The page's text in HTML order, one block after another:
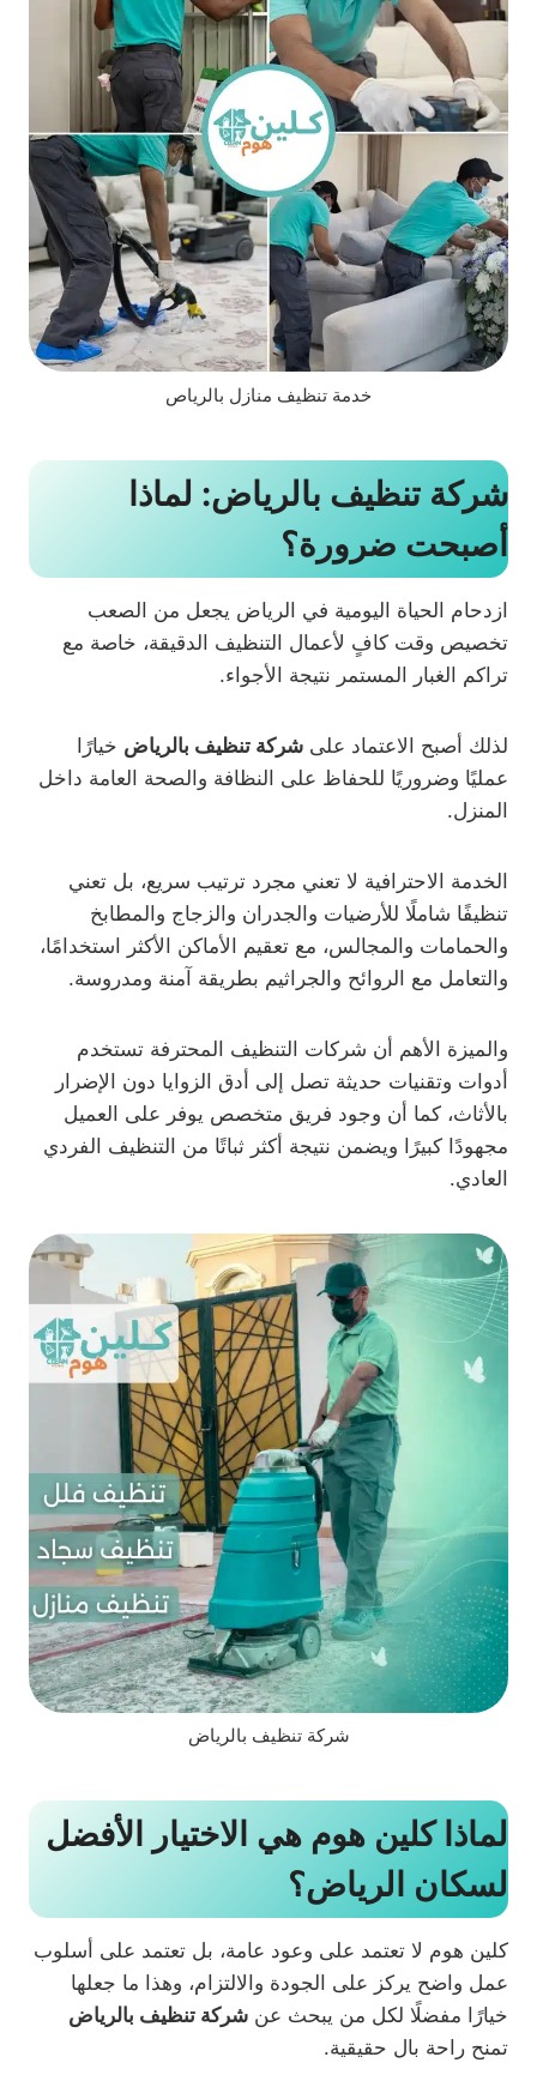
خدمة تنظيف منازل بالرياص
شركة تنظيف بالرياض: لماذا
أصبحت ضرورة؟
ازدحام الحياة اليومية في الرياض يجعل من الصعب
تخصيص وقت كافٍ لأعمال التنظيف الدقيقة، خاصة مع
تراكم الغبار المستمر نتيجة الأجواء.
لذلك أصبح الاعتماد على شركة تنظيف بالرياض خيارًا
عمليًا وضروريًا للحفاظ على النظافة والصحة العامة داخل
المنزل.
الخدمة الاحترافية لا تعني مجرد ترتيب سريع، بل تعني
تنظيفًا شاملًا للأرضيات والجدران والزجاج والمطابخ
والحمامات والمجالس، مع تعقيم الأماكن الأكثر استخدامًا،
والتعامل مع الروائح والجراثيم بطريقة آمنة ومدروسة.
والميزة الأهم أن شركات التنظيف المحترفة تستخدم
أدوات وتقنيات حديثة تصل إلى أدق الزوايا دون الإضرار
بالأثاث، كما أن وجود فريق متخصص يوفر على العميل
مجهودًا كبيرًا ويضمن نتيجة أكثر ثباتًا من التنظيف الفردي
العادي.
شركة تنظيف بالرياض
لماذا كلين هوم هي الاختيار الأفضل
لسكان الرياض؟
كلين هوم لا تعتمد على وعود عامة، بل تعتمد على أسلوب
عمل واضح يركز على الجودة والالتزام، وهذا ما جعلها
خيارًا مفضلًا لكل من يبحث عن شركة تنظيف بالرياض
تمنح راحة بال حقيقية.